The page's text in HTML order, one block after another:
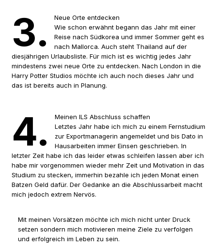
3.
Neue Orte entdecken
Wie schon erwähnt begann das Jahr mit einer
Reise nach Südkorea und immer Sommer geht es
nach Mallorca. Auch steht Thailand auf der
diesjährigen Urlaubsliste. Für mich ist es wichtig jedes Jahr
mindestens zwei neue Orte zu entdecken. Nach London in die
Harry Potter Studios möchte ich auch noch dieses Jahr und
das ist bereits auch in Planung.
4.
Meinen ILS Abschluss schaffen
Letztes Jahr habe ich mich zu einem Fernstudium
zur Exportmanagerin angemeldet und bis Dato in
Hausarbeiten immer Einsen geschrieben. In
letzter Zeit habe ich das leider etwas schleifen lassen aber ich
habe mir vorgenommen wieder mehr Zeit und Motivation in das
Studium zu stecken, immerhin bezahle ich jeden Monat einen
Batzen Geld dafür. Der Gedanke an die Abschlussarbeit macht
mich jedoch extrem Nervös.
Mit meinen Vorsätzen möchte ich mich nicht unter Druck
setzen sondern mich motivieren meine Ziele zu verfolgen
und erfolgreich im Leben zu sein.